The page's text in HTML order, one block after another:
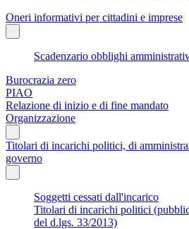
Oneri informativi per cittadini e imprese
Scadenzario obblighi
Burocrazia zero
PIAO
Relazione di inizio e di fine mandato
Organizzazione
Titolari di incarichi politici, di
governo
Soggetti cessati dall'incarico
Titolari di incarichi politici
del d.lgs. 33/2013)